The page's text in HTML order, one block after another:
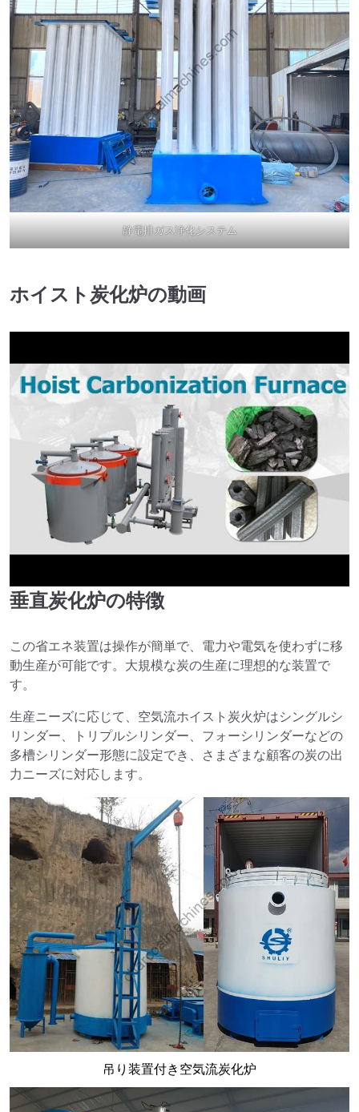
静電排ガス浄化システム
ホイスト炭化炉の動画
►
垂直炭化炉の特徴
この省エネ装置は操作が簡単で、電力や電気を使わずに移
動生産が可能です。大規模な炭の生産に理想的な装置で
す。
生産ニーズに応じて、空気流ホイスト炭火炉はシングルシ
リンダー、トリプルシリンダー、フォーシリンダーなどの
多槽シリンダー形態に設定でき、さまざまな顧客の炭の出
力ニーズに対応します。
吊り装置付き空気流炭化炉